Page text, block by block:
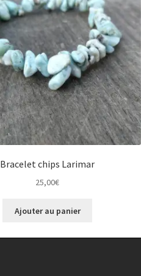
Bracelet chips Larimar
25,00€
Ajouter au panier